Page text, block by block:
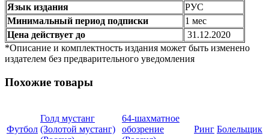
Язык издания
РУС
Минимальный период подписки
1 мес
Цена действует до
31.12.2020
*Описание и комплектность издания может быть изменено
издателем без предварительного уведомления
Похожие товары
Футбол
Голд мустанг
(Золотой мустанг)
64-шахматное
обозрение
Ринг Болельщик